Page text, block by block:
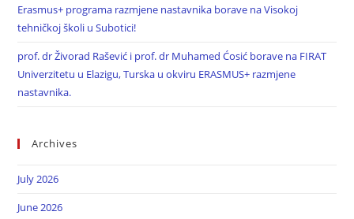
Erasmus+ programa razmjene nastavnika borave na Visokoj
tehničkoj školi u Subotici!
prof. dr Živorad Rašević i prof. dr Muhamed Ćosić borave na FIRAT
Univerzitetu u Elazigu, Turska u okviru ERASMUS+ razmjene
nastavnika.
Archives
July 2026
June 2026